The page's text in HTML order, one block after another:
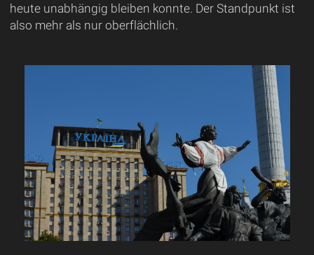
heute unabhängig bleiben konnte. Der Standpunkt ist
also mehr als nur oberflächlich.